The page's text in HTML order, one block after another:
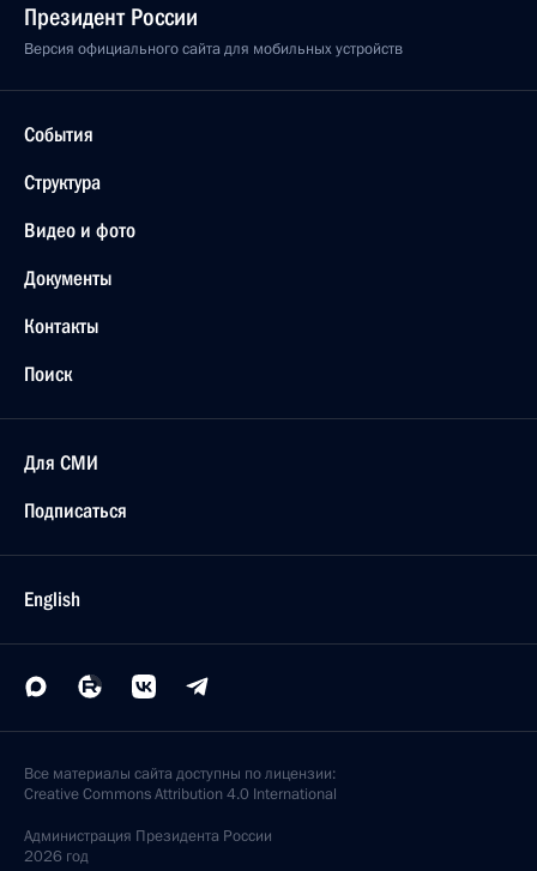
Президент России
Версия официального сайта для мобильных устройств
События
Структура
Видео и фото
Документы
Контакты
Поиск
Для СМИ
Подписаться
English
Все материалы сайта доступны по лицензии:
Creative Commons Attribution 4.0 International
Администрация Президента России
2026 год